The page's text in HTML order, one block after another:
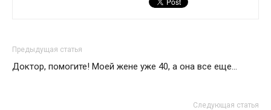
Предыдущая статья
Доктор, помогите! Моей жене уже 40, а она все еще…
Следующая статья